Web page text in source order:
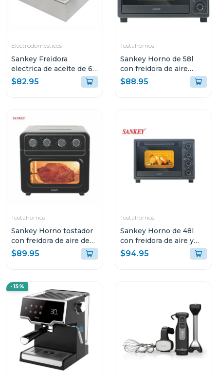
Electrodomésticos
Sankey Freidora
electrica de aceite de 6l
+ 6l
$82.95
Tostahornos
Sankey Horno de 58l
con freidora de aire
color negro fro58011
$88.95
Tostahornos
Sankey Horno tostador
con freidora de aire de
28l fro3088
$89.95
Tostahornos
Sankey Horno de 48l
con freidora de aire y
conveccion fro48011
$94.95
-15%